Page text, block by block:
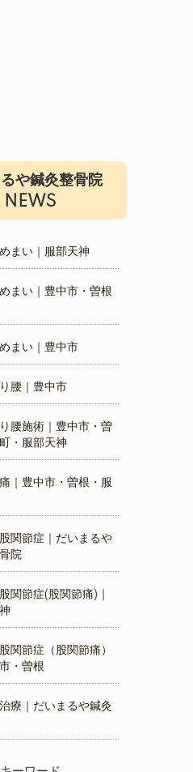
や鍼灸整骨院
NEWS
まい｜服部天神
まい｜豊中市・曽根
まい｜豊中市
腰｜豊中市
腰施術｜豊中市・曽
・服部天神
｜豊中市・曽根・服
関節症｜だいまるや
院
関節症(股関節痛)｜
関節症（股関節痛）
・曽根
療｜だいまるや鍼灸